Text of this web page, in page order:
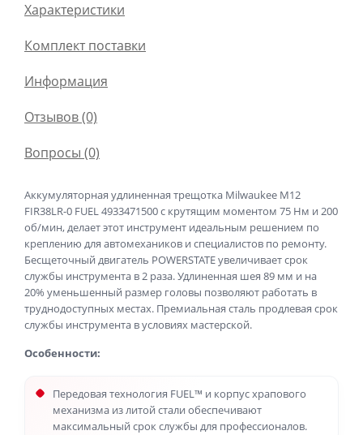
Характеристики
Комплект поставки
Информация
Отзывов (0)
Вопросы (0)
Аккумуляторная удлиненная трещотка Milwaukee M12
FIR38LR-0 FUEL 4933471500 с крутящим моментом 75 Нм и 200
об/мин, делает этот инструмент идеальным решением по
креплению для автомехаников и специалистов по ремонту.
Бесщеточный двигатель POWERSTATE увеличивает срок
службы инструмента в 2 раза. Удлиненная шея 89 мм и на
20% уменьшенный размер головы позволяют работать в
труднодоступных местах. Премиальная сталь продлевая срок
службы инструмента в условиях мастерской.
Особенности:
Передовая технология FUEL™ и корпус храпового
механизма из литой стали обеспечивают
максимальный срок службы для профессионалов.